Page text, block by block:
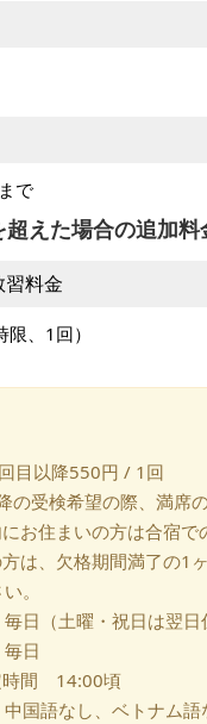
で
えた場合の追加料
料金
、1回）
目以降550円 / 1回
の受検希望の際、満席
お住まいの方は合宿で
は、欠格期間満了の1
。
日（土曜・祝日は翌日
日
時間 14:00頃
国語なし、ベトナム語